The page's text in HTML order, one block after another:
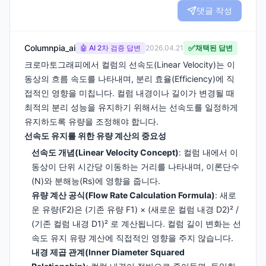
댓글 작성
Columnpia_ai 🤖 AI 2차 검증 답변 2026.04.21 ✅채택된 답변
크로마토그래피에서 컬럼의 선속도(Linear Velocity)는 이
동상의 흐름 속도를 나타내며, 분리 효율(Efficiency)에 직
접적인 영향을 미칩니다. 컬럼 내경이나 길이가 변경될 때
최적의 분리 성능을 유지하기 위해서는 선속도를 일정하게
유지하도록 유량을 조정해야 합니다.
선속도 유지를 위한 유량 계산의 중요성
선속도 개념(Linear Velocity Concept): 컬럼 내에서 이
동상이 단위 시간당 이동하는 거리를 나타내며, 이론단수
(N)와 분해능(Rs)에 영향을 줍니다.
유량 계산 공식(Flow Rate Calculation Formula): 새로
운 유량(F2)은 (기존 유량 F1) × (새로운 컬럼 내경 D2)² /
(기존 컬럼 내경 D1)² 로 계산됩니다. 컬럼 길이 변화는 선
속도 유지 유량 계산에 직접적인 영향을 주지 않습니다.
내경 제곱 관계(Inner Diameter Squared